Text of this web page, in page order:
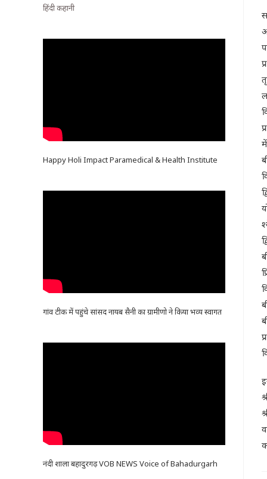
हिंदी कहानी
Happy Holi Impact Paramedical & Health Institute
गांव टीक में पहुंचे सांसद नायब सैनी का ग्रामीणो ने किया भव्य स्वागत
नंदी शाला बहादुरगढ़ VOB NEWS Voice of Bahadurgarh